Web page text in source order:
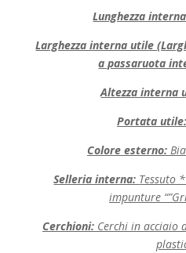
Lunghezza
Larghezza interna utile
a passaruota
Altezza interna
Portata
Colore esterno:
Selleria interna: Tessuto
impunture
Cerchioni: Cerchi in acciaio